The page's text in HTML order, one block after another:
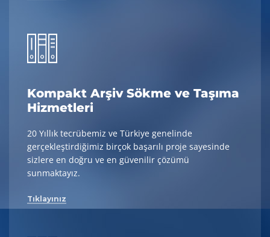
Kompakt Arşiv Sökme ve Taşıma
Hizmetleri
20 Yıllık tecrübemiz ve Türkiye genelinde
gerçekleştirdiğimiz birçok başarılı proje sayesinde
sizlere en doğru ve en güvenilir çözümü
sunmaktayız.
Tıklayınız